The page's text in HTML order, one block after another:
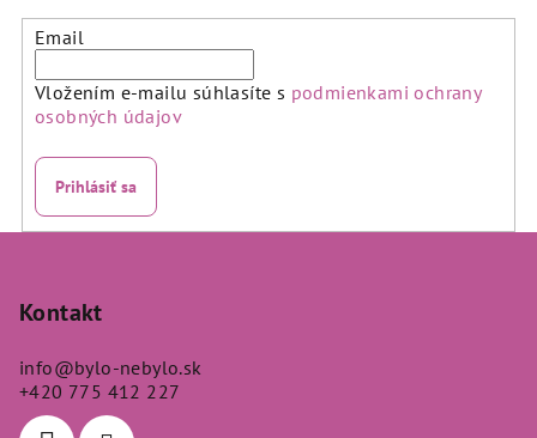
Email
Vložením e-mailu súhlasíte s podmienkami ochrany
osobných údajov
Prihlásiť sa
Kontakt
info@bylo-nebylo.sk
+420 775 412 227